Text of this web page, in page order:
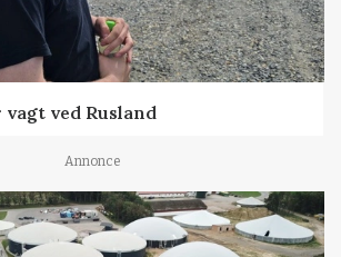
ved Rusland
Annonce